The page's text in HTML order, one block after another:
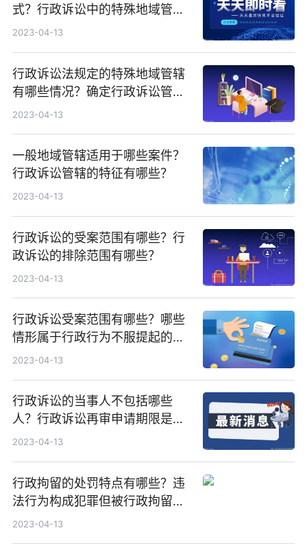
式？行政诉讼中的特殊地域管辖
具体包括哪些种类？
2023-04-13
行政诉讼法规定的特殊地域管辖
有哪些情况？确定行政诉讼管辖
的原则是什么？
2023-04-13
一般地域管辖适用于哪些案件？
行政诉讼管辖的特征有哪些？
2023-04-13
行政诉讼的受案范围有哪些？行
政诉讼的排除范围有哪些？
2023-04-13
行政诉讼受案范围有哪些？哪些
情形属于行政行为不服提起的诉
讼？
2023-04-13
行政诉讼的当事人不包括哪些
人？行政诉讼再审申请期限是多
久？
2023-04-13
行政拘留的处罚特点有哪些？违
法行为构成犯罪但被行政拘留了
能不能折抵刑期？
2023-04-13